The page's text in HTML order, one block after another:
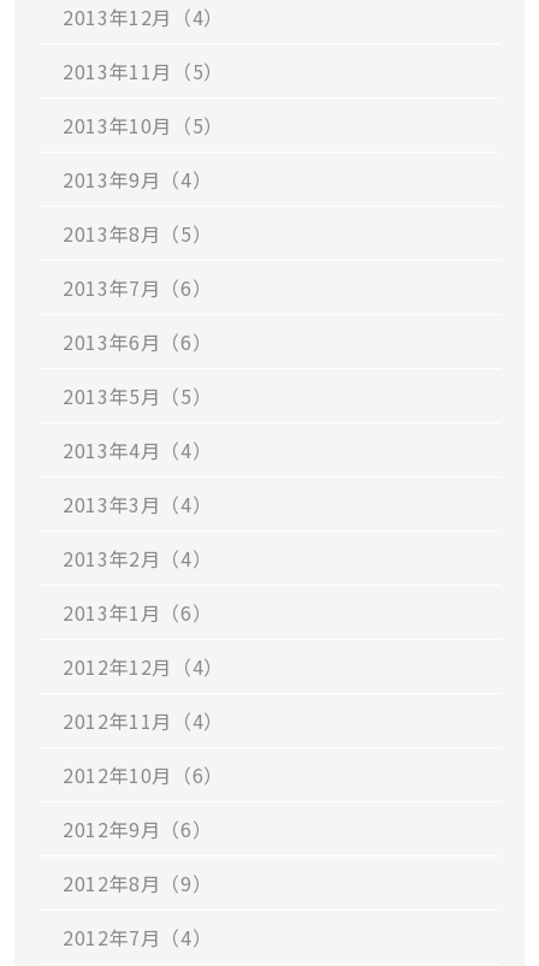
2013年12月（4）
2013年11月（5）
2013年10月（5）
2013年9月（4）
2013年8月（5）
2013年7月（6）
2013年6月（6）
2013年5月（5）
2013年4月（4）
2013年3月（4）
2013年2月（4）
2013年1月（6）
2012年12月（4）
2012年11月（4）
2012年10月（6）
2012年9月（6）
2012年8月（9）
2012年7月（4）